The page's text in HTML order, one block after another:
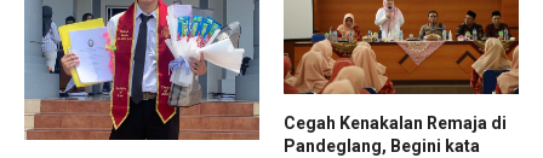
Cegah Kenakalan Remaja di
Pandeglang, Begini kata